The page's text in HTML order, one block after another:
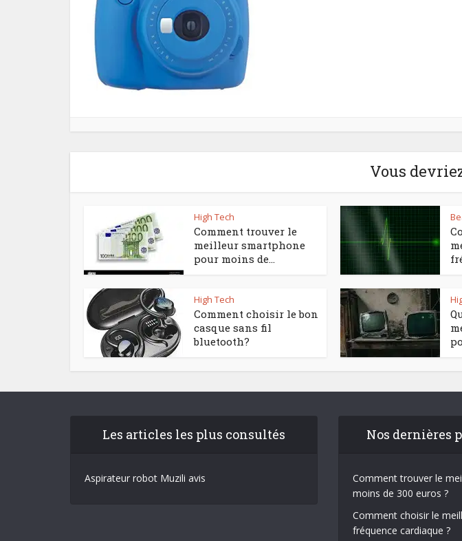
Vous
High Tech
Comment trouver le
meilleur smartphone
pour moins de...
High Tech
Comment choisir le bon
casque sans fil
bluetooth?
Les articles les plus consultés
Aspirateur robot Muzili avis
Nos dernières
Comment trouver le
moins de 300 euros ?
Comment choisir le
fréquence cardiaque ?